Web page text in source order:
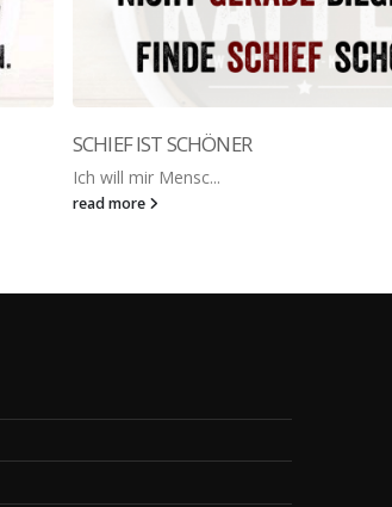
SCHIEF IST SCHÖNER
Ich will mir Mensc...
read more